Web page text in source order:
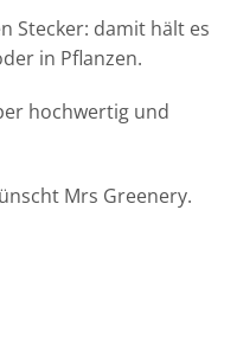
Stecker: damit hält es
in Pflanzen.
hochwertig und
Mrs Greenery.